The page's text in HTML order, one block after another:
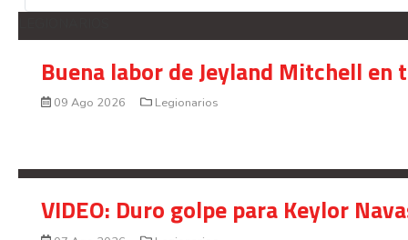
Buena labor de Jeyland Mitchell
09 Ago 2026 Legionarios
VIDEO: Duro golpe para Keylor